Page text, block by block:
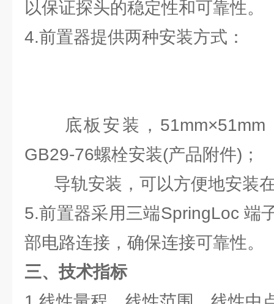
以保证探头的稳定性和可靠性。
4.前置器提供两种安装方式：
底板安装，51mm×51mm
GB29-76螺栓安装(产品附件)；
导轨安装，可以方便地安装
5.前置器采用三端SpringLoc 端
部电路连接，确保连接可靠性。
三、技术指标